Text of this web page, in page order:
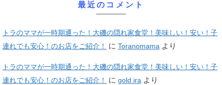
最近のコメント
トラのママが一時期通った！大磯の隠れ家食堂！美味しい！安い！子
連れでも安心！のお店をご紹介！
に Toranomama より
トラのママが一時期通った！大磯の隠れ家食堂！美味しい！安い！子
連れでも安心！のお店をご紹介！
に gold ira より